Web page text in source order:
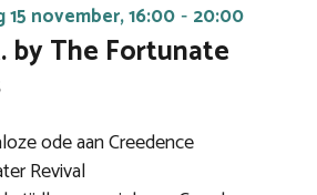
15 november, 16:00 - 20:00
by The Fortunate
ode aan Creedence
Revival